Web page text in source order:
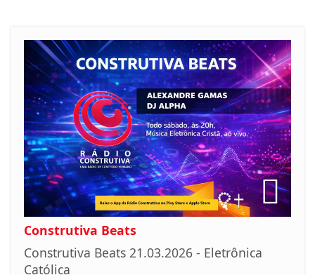
Construtiva Beats
Construtiva Beats 21.03.2026 - Eletrônica
Católica